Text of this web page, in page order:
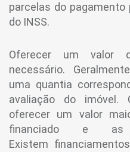
parcelas do
do INSS.
Oferecer um valor
necessário.
uma quantia
avaliação do imóvel.
oferecer um valor
financiado e
Existem